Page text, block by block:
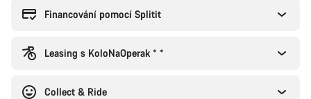
koupi
Financování pomocí Splitit
Leasing s KoloNaOperak * *
Collect & Ride